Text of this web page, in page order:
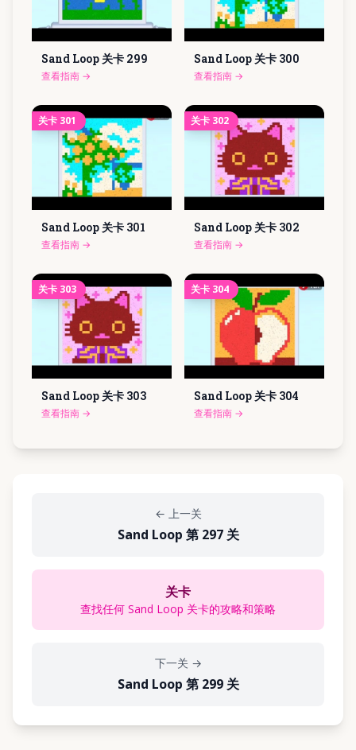
Sand Loop 关卡 299
查看指南 →
Sand Loop 关卡 300
查看指南 →
关卡 301
Sand Loop 关卡 301
查看指南 →
关卡 302
Sand Loop 关卡 302
查看指南 →
关卡 303
Sand Loop 关卡 303
查看指南 →
关卡 304
Sand Loop 关卡 304
查看指南 →
← 上一关
Sand Loop 第 297 关
关卡
查找任何 Sand Loop 关卡的攻略和策略
下一关 →
Sand Loop 第 299 关